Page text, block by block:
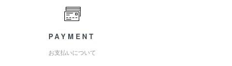
PAYMENT
お支払いについて